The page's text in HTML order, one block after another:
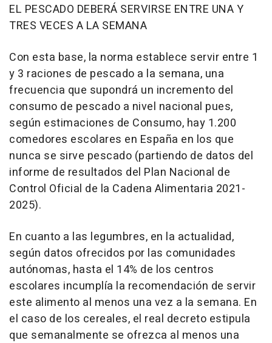
EL PESCADO DEBERÁ SERVIRSE ENTRE UNA Y
TRES VECES A LA SEMANA
Con esta base, la norma establece servir entre 1
y 3 raciones de pescado a la semana, una
frecuencia que supondrá un incremento del
consumo de pescado a nivel nacional pues,
según estimaciones de Consumo, hay 1.200
comedores escolares en España en los que
nunca se sirve pescado (partiendo de datos del
informe de resultados del Plan Nacional de
Control Oficial de la Cadena Alimentaria 2021-
2025).
En cuanto a las legumbres, en la actualidad,
según datos ofrecidos por las comunidades
autónomas, hasta el 14% de los centros
escolares incumplía la recomendación de servir
este alimento al menos una vez a la semana. En
el caso de los cereales, el real decreto estipula
que semanalmente se ofrezca al menos una